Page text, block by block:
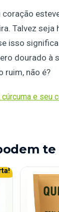
coração
Talvez seja
isso
dourado à
ruim, não é?
cúrcuma e seu
te